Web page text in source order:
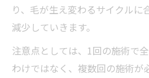
り、毛が生え変わるサイクルに
減少していきます。
注意点としては、1回の施術で
わけではなく、複数回の施術が